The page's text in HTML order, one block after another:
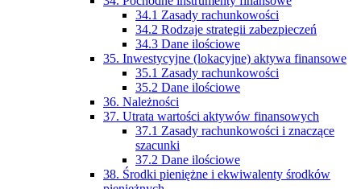
34.1 Zasady rachunkowości
34.2 Rodzaje strategii zabezpieczeń
34.3 Dane ilościowe
35. Inwestycyjne (lokacyjne) aktywa finansowe
35.1 Zasady rachunkowości
35.2 Dane ilościowe
36. Należności
37. Utrata wartości aktywów finansowych
37.1 Zasady rachunkowości i znaczące
szacunki
37.2 Dane ilościowe
38. Środki pieniężne i ekwiwalenty środków